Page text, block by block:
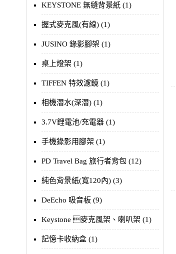
KEYSTONE 無縫背景紙 (1)
握式麥克風(有線) (1)
JUSINO 錄影腳架 (1)
桌上燈架 (1)
TIFFEN 特效濾鏡 (1)
相機潛水(深潛) (1)
3.7V鋰電池/充電器 (1)
手機錄影用腳架 (1)
PD Travel Bag 旅行者背包 (12)
純色背景紙(寬120內) (3)
DeEcho 吸音板 (9)
Keystone 麥克風架、喇叭架 (1)
記憶卡收納盒 (1)